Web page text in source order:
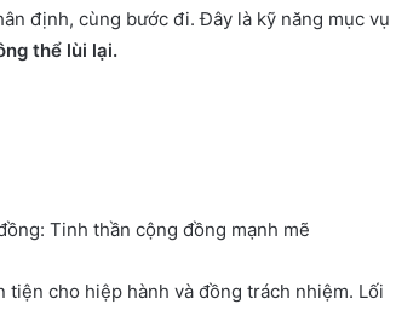
định, cùng bước đi. Đây là kỹ năng mục vụ
thể lùi lại.
Tinh thần cộng đồng mạnh mẽ
cho hiệp hành và đồng trách nhiệm. Lối